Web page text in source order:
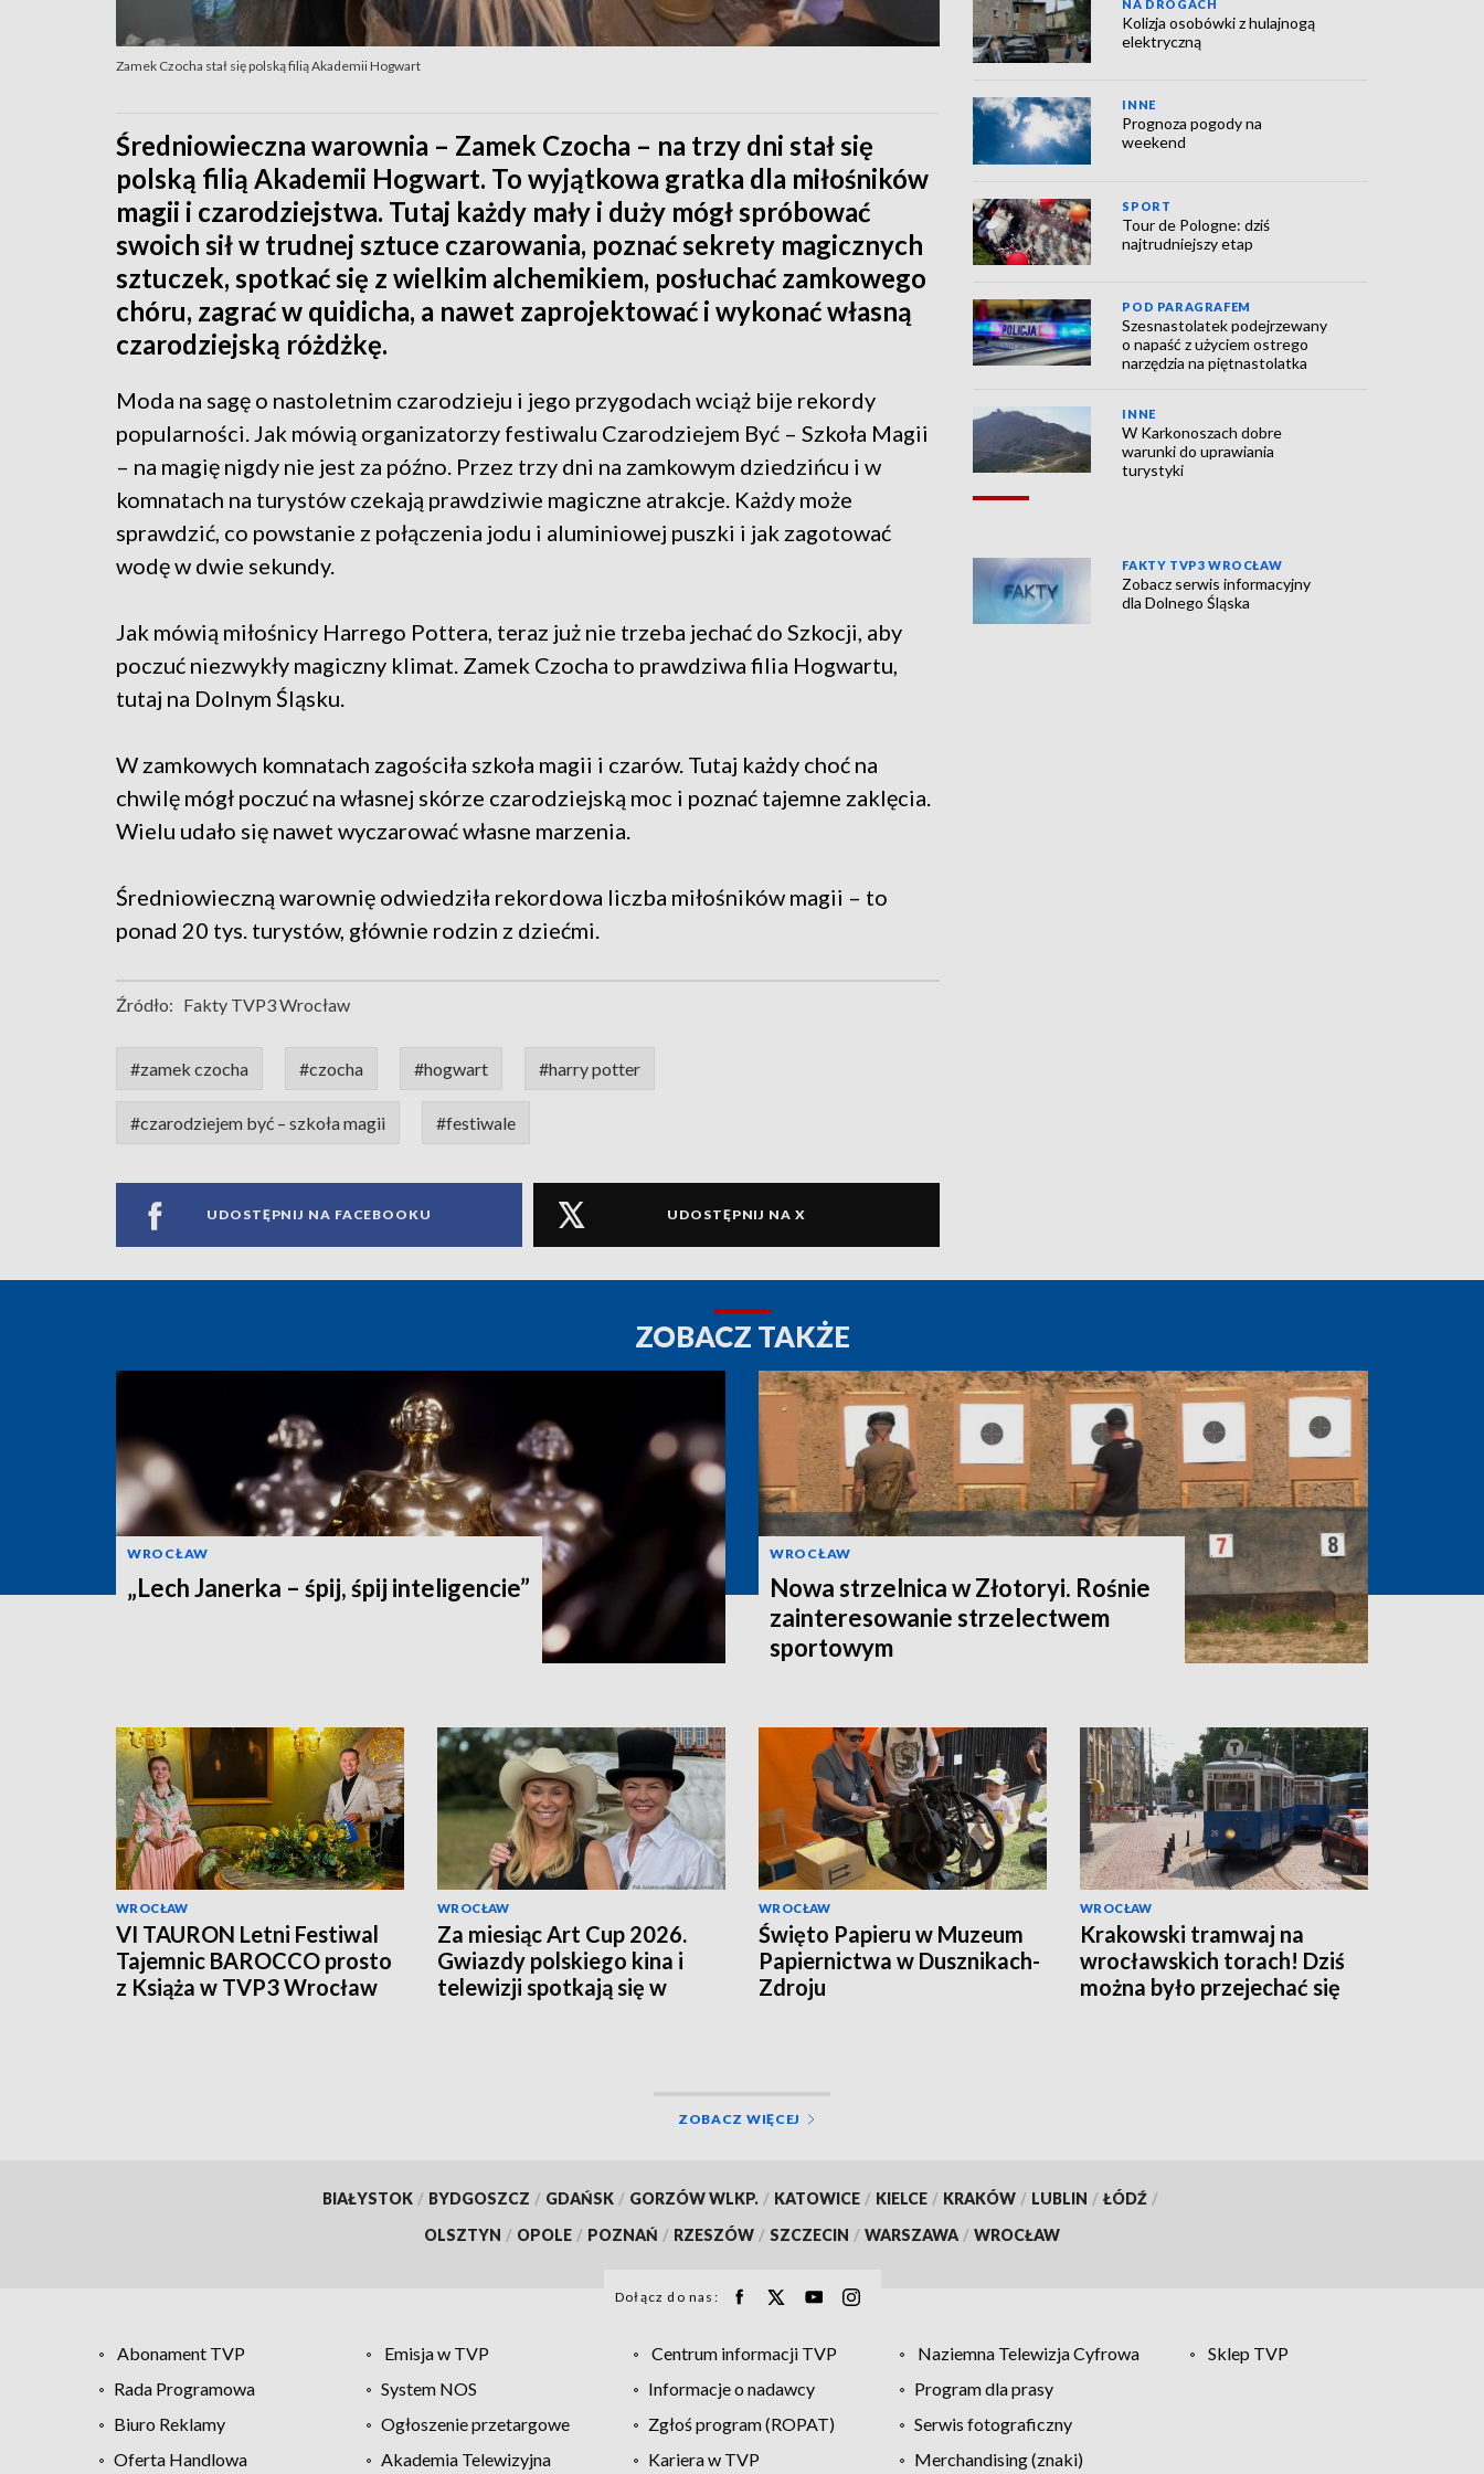
Zamek Czocha stał się polską filią Akademii Hogwart
Średniowieczna warownia – Zamek Czocha – na trzy dni stał się
polską filią Akademii Hogwart. To wyjątkowa gratka dla miłośników
magii i czarodziejstwa. Tutaj każdy mały i duży mógł spróbować
swoich sił w trudnej sztuce czarowania, poznać sekrety magicznych
sztuczek, spotkać się z wielkim alchemikiem, posłuchać zamkowego
chóru, zagrać w quidicha, a nawet zaprojektować i wykonać własną
czarodziejską różdżkę.
Moda na sagę o nastoletnim czarodzieju i jego przygodach wciąż bije rekordy
popularności. Jak mówią organizatorzy festiwalu Czarodziejem Być – Szkoła Magii
– na magię nigdy nie jest za późno. Przez trzy dni na zamkowym dziedzińcu i w
komnatach na turystów czekają prawdziwie magiczne atrakcje. Każdy może
sprawdzić, co powstanie z połączenia jodu i aluminiowej puszki i jak zagotować
wodę w dwie sekundy.
Jak mówią miłośnicy Harrego Pottera, teraz już nie trzeba jechać do Szkocji, aby
poczuć niezwykły magiczny klimat. Zamek Czocha to prawdziwa filia Hogwartu,
tutaj na Dolnym Śląsku.
W zamkowych komnatach zagościła szkoła magii i czarów. Tutaj każdy choć na
chwilę mógł poczuć na własnej skórze czarodziejską moc i poznać tajemne zaklęcia.
Wielu udało się nawet wyczarować własne marzenia.
Średniowieczną warownię odwiedziła rekordowa liczba miłośników magii – to
ponad 20 tys. turystów, głównie rodzin z dziećmi.
Źródło: Fakty TVP3 Wrocław
#zamek czocha #czocha #hogwart #harry potter
#czarodziejem być – szkoła magii #festiwale
UDOSTĘPNIJ NA FACEBOOKU UDOSTĘPNIJ NA X
NA DROGACH
Kolizja osobówki z hulajnogą
elektryczną
INNE
Prognoza pogody na
weekend
SPORT
Tour de Pologne: dziś
najtrudniejszy etap
POD PARAGRAFEM
Szesnastolatek podejrzewany
o napaść z użyciem ostrego
narzędzia na piętnastolatka
INNE
W Karkonoszach dobre
warunki do uprawiania
turystyki
FAKTY TVP3 WROCŁAW
Zobacz serwis informacyjny
dla Dolnego Śląska
ZOBACZ TAKŻE
WROCŁAW
„Lech Janerka – śpij, śpij inteligencie”
WROCŁAW
Nowa strzelnica w Złotoryi. Rośnie
zainteresowanie strzelectwem
sportowym
WROCŁAW
VI TAURON Letni Festiwal
Tajemnic BAROCCO prosto
z Książa w TVP3 Wrocław
WROCŁAW
Za miesiąc Art Cup 2026.
Gwiazdy polskiego kina i
telewizji spotkają się w
WROCŁAW
Święto Papieru w Muzeum
Papiernictwa w Dusznikach-
Zdroju
WROCŁAW
Krakowski tramwaj na
wrocławskich torach! Dziś
można było przejechać się
ZOBACZ WIĘCEJ
BIAŁYSTOK / BYDGOSZCZ / GDAŃSK / GORZÓW WLKP. / KATOWICE / KIELCE / KRAKÓW / LUBLIN / ŁÓDŹ /
OLSZTYN / OPOLE / POZNAŃ / RZESZÓW / SZCZECIN / WARSZAWA / WROCŁAW
Dołącz do nas:
Abonament TVP Emisja w TVP Centrum informacji TVP Naziemna Telewizja Cyfrowa
Sklep TVP
Rada Programowa
System NOS Informacje o nadawcy
Program dla prasy
Biuro Reklamy
Ogłoszenie przetargowe Zgłoś program (ROPAT)
Serwis fotograficzny
Oferta Handlowa
Akademia Telewizyjna Kariera w TVP Merchandising (znaki)